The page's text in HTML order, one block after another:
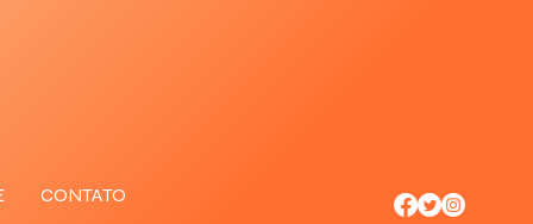
CONTATO